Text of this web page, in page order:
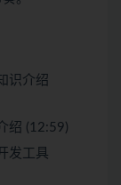
识介绍
绍 (12:59)
发工具